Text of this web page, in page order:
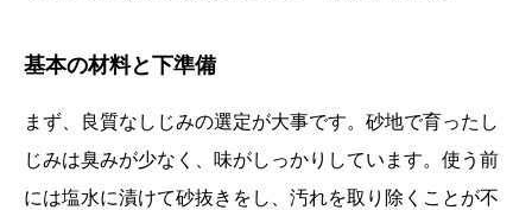
基本の材料と下準備
まず、良質なしじみの選定が大事です。砂地で育ったし
じみは臭みが少なく、味がしっかりしています。使う前
には塩水に漬けて砂抜きをし、汚れを取り除くことが不